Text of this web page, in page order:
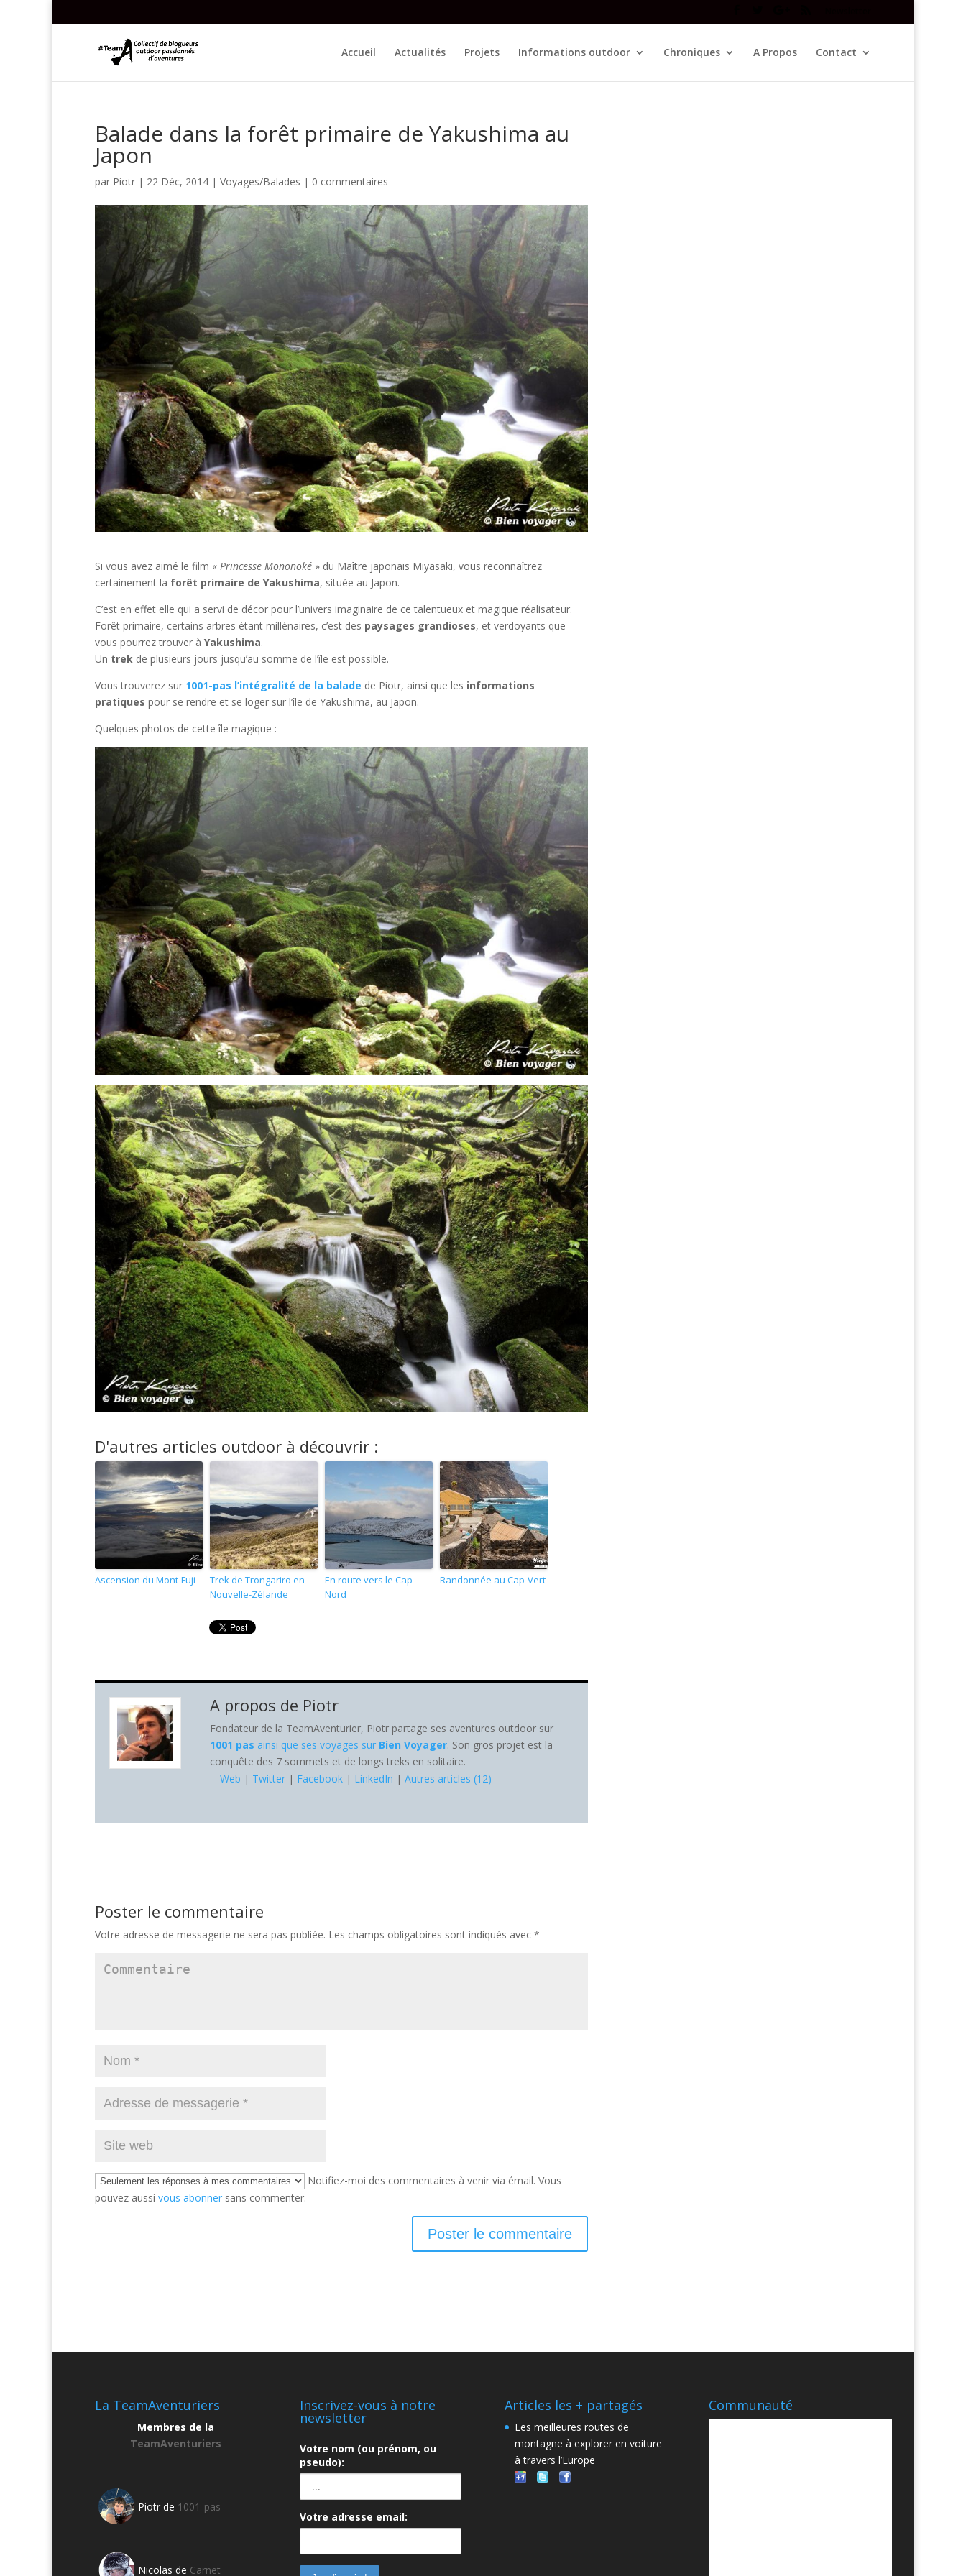
Accueil Actualités Projets Informations outdoor Chroniques A Propos Contact
Balade dans la forêt primaire de Yakushima au
Japon
par Piotr | 22 Déc, 2014 | Voyages/Balades | 0 commentaires
Si vous avez aimé le film « Princesse Mononoké » du Maître japonais Miyasaki, vous reconnaîtrez
certainement la forêt primaire de Yakushima, située au Japon.
C’est en effet elle qui a servi de décor pour l’univers imaginaire de ce talentueux et magique réalisateur.
Forêt primaire, certains arbres étant millénaires, c’est des paysages grandioses, et verdoyants que
vous pourrez trouver à Yakushima.
Un trek de plusieurs jours jusqu’au somme de l’île est possible.
Vous trouverez sur 1001-pas l’intégralité de la balade de Piotr, ainsi que les informations
pratiques pour se rendre et se loger sur l’île de Yakushima, au Japon.
Quelques photos de cette île magique :
D'autres articles outdoor à découvrir :
Ascension du Mont-Fuji
Trek de Trongariro en
Nouvelle-Zélande
En route vers le Cap
Nord
Randonnée au Cap-Vert
A propos de Piotr
Fondateur de la TeamAventurier, Piotr partage ses aventures outdoor sur
1001 pas ainsi que ses voyages sur Bien Voyager. Son gros projet est la
conquête des 7 sommets et de longs treks en solitaire.
Web | Twitter | Facebook | LinkedIn | Autres articles (12)
Poster le commentaire
Votre adresse de messagerie ne sera pas publiée. Les champs obligatoires sont indiqués avec *
Notifiez-moi des commentaires à venir via émail. Vous
pouvez aussi vous abonner sans commenter.
La TeamAventuriers
Membres de la
TeamAventuriers
Piotr de 1001-pas
Nicolas de Carnet
Inscrivez-vous à notre
newsletter
Votre nom (ou prénom, ou
pseudo):
Votre adresse email:
Articles les + partagés
Les meilleures routes de
montagne à explorer en voiture
à travers l’Europe
Communauté